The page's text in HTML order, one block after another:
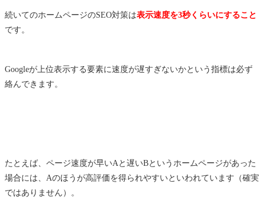
続いてのホームページのSEO対策は表示速度を3秒くらいにすること
です。
Googleが上位表示する要素に速度が遅すぎないかという指標は必ず
絡んできます。
たとえば、ページ速度が早いAと遅いBというホームページがあった
場合には、Aのほうが高評価を得られやすいといわれています（確実
ではありません）。